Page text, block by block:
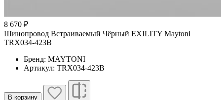
8 670 ₽
Шинопровод Встраиваемый Чёрный EXILITY Maytoni
TRX034-423B
Бренд: MAYTONI
Артикул: TRX034-423B
В корзину